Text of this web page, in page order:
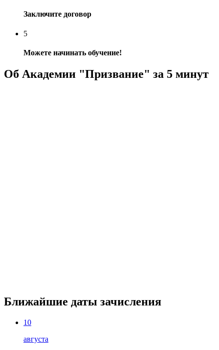
Заключите договор
5
Можете начинать обучение!
Об Академии "Призвание" за 5 минут
Ближайшие даты зачисления
10
августа